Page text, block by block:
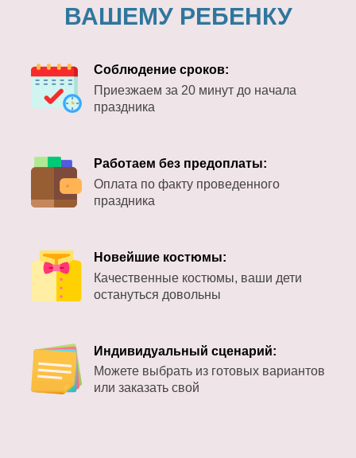
ВАШЕМУ РЕБЕНКУ
Соблюдение сроков:
Приезжаем за 20 минут до начала
праздника
Работаем без предоплаты:
Оплата по факту проведенного
праздника
Новейшие костюмы:
Качественные костюмы, ваши дети
остануться довольны
Индивидуальный сценарий:
Можете выбрать из готовых вариантов
или заказать свой